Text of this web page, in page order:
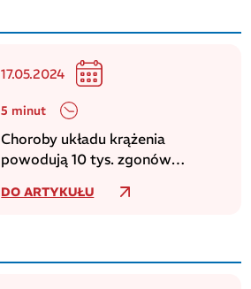
17.05.2024
5 minut
Choroby układu krążenia
powodują 10 tys. zgonów
WHO
DO ARTYKUŁU